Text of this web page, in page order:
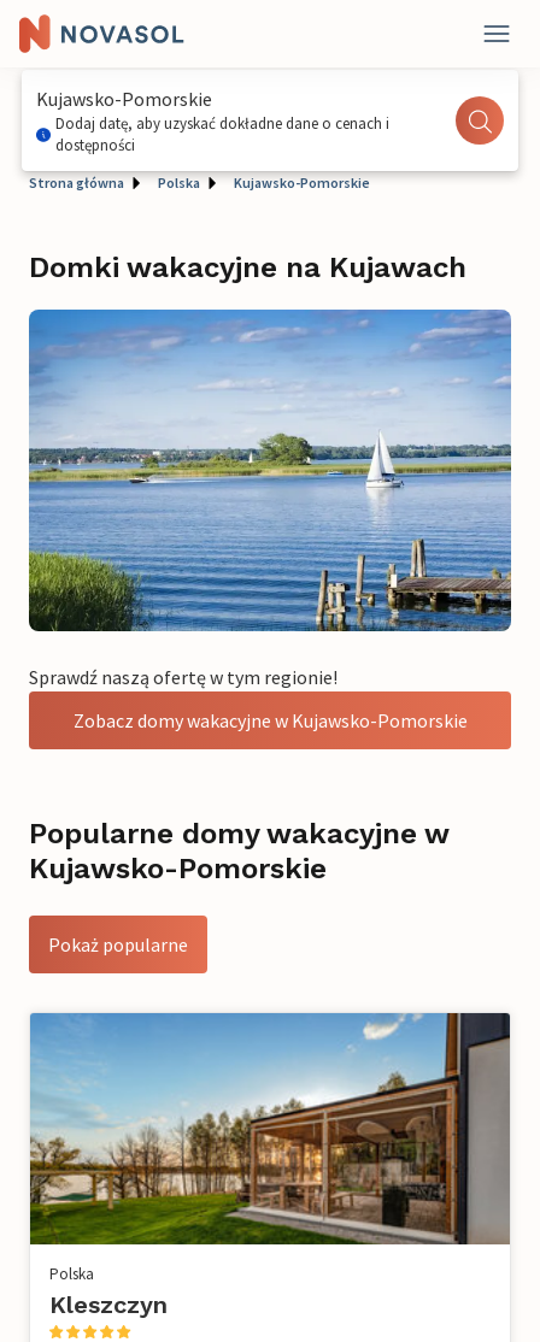
Kujawsko-Pomorskie
Dodaj datę, aby uzyskać dokładne dane o cenach i
dostępności
Strona główna Polska Kujawsko-Pomorskie
Domki wakacyjne na Kujawach
Sprawdź naszą ofertę w tym regionie!
Zobacz domy wakacyjne w Kujawsko-Pomorskie
Popularne domy wakacyjne w
Kujawsko-Pomorskie
Pokaż popularne
Polska
Kleszczyn